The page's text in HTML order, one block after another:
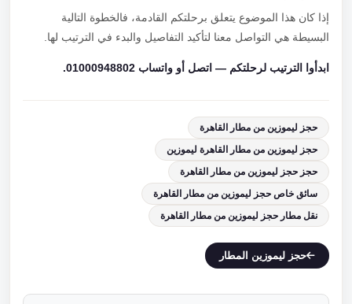
إذا كان هذا الموضوع يتعلق برحلتكم القادمة، فالخطوة التالية
البسيطة هي التواصل معنا لتأكيد التفاصيل والبدء في الترتيب لها.
ابدأوا الترتيب لرحلتكم — اتصل أو واتساب 01000948802.
حجز ليموزين من مطار القاهرة
حجز ليموزين من مطار القاهرة ليموزين
حجز حجز ليموزين من مطار القاهرة
سائق خاص حجز ليموزين من مطار القاهرة
نقل مطار حجز ليموزين من مطار القاهرة
حجز ليموزين المطار